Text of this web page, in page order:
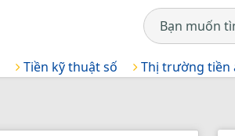
Tiền kỹ thuật số Thị trường tiền